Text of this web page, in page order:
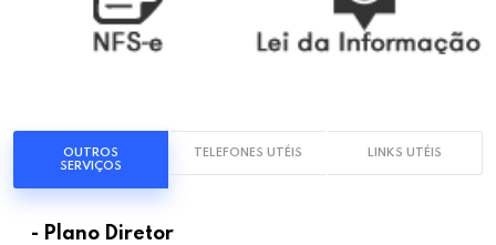
OUTROS
SERVIÇOS
TELEFONES UTÉIS LINKS UTÉIS
- Plano Diretor